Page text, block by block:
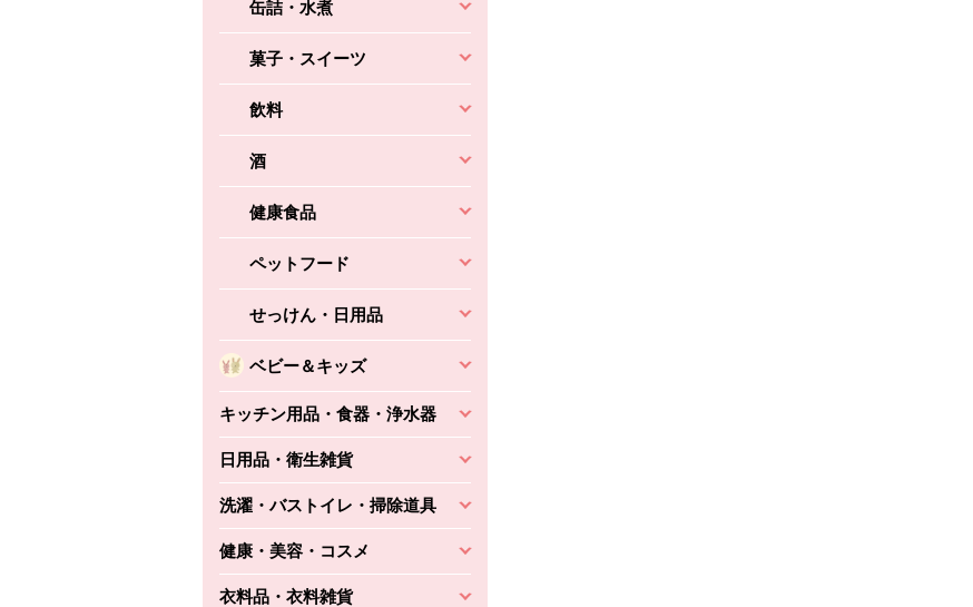
缶詰・水煮
菓子・スイーツ
飲料
酒
健康食品
ペットフード
せっけん・日用品
ベビー＆キッズ
キッチン用品・食器・浄水器
日用品・衛生雑貨
洗濯・バストイレ・掃除道具
健康・美容・コスメ
衣料品・衣料雑貨